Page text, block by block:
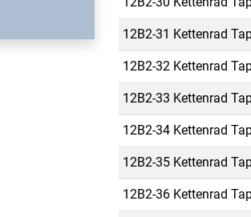
12B2-31 Kettenrad
12B2-32 Kettenrad
12B2-33 Kettenrad
12B2-34 Kettenrad
12B2-35 Kettenrad
12B2-36 Kettenrad